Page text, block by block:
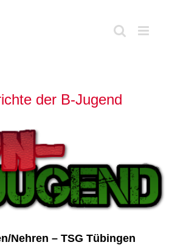
der B-Jugend
Nehren – TSG Tübingen